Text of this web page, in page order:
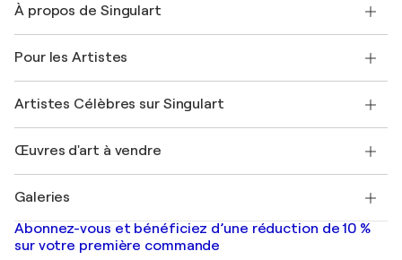
Expédition
Offrir une carte cadeau
Rejoignez notre programme commercial
Mon compte
+33 1 76 44 06 42
À propos de Singulart
FAQ
Magazine Singulart
Emplois
Découvrez une sélection d'art original
Pour les Artistes
Se connecter en tant qu'Artiste
Artistes Célèbres sur Singulart
Marc Chagall
Banksy
Mr. Brainwash
Shepard Fairey
Œuvres d'art à vendre
Tableaux abstraits à vendre
Peintures de paysage
Estampes
Galeries
Galeries d'art en France
Galeries d'art en Belgique
Abonnez-vous et bénéficiez d’une réduction de 10 %
sur votre première commande